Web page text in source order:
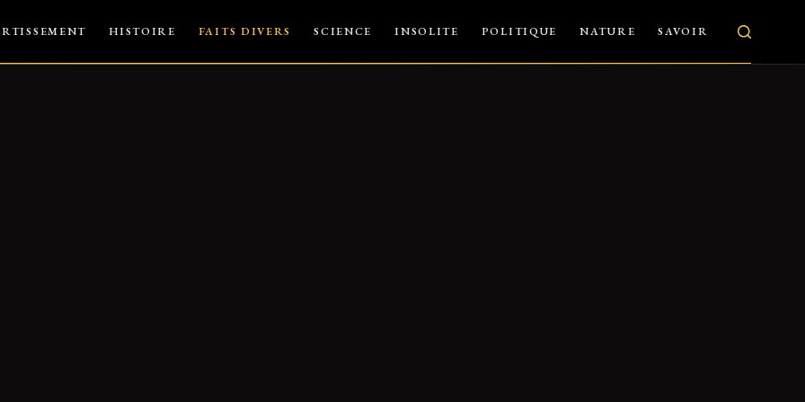
HISTOIRE FAITS DIVERS SCIENCE INSOLITE POLITIQUE NATURE SAVOIR